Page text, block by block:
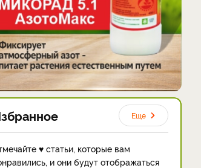
Еще
♥ статьи, которые вам
и они будут отображаться